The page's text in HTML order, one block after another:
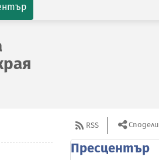
RSS Сподели
Пресцентър